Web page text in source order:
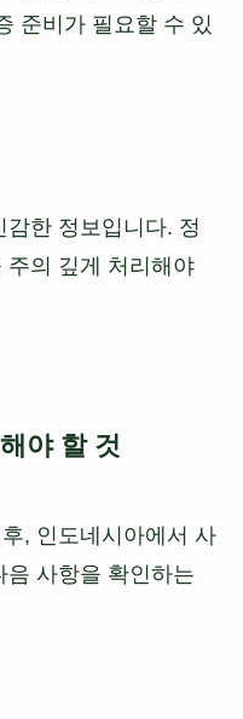
준비가 필요할 수 있
한 정보입니다. 정
주의 깊게 처리해야
야 할 것
, 인도네시아에서 사
사항을 확인하는